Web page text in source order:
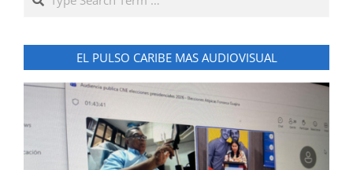
EL PULSO CARIBE MAS AUDIOVISUAL